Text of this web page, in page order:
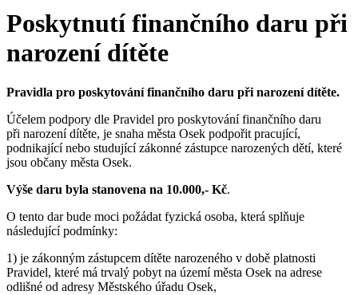
Poskytnutí finančního daru při
narození dítěte
Pravidla pro poskytování finančního daru při narození dítěte.
Účelem podpory dle Pravidel pro poskytování finančního daru
při narození dítěte, je snaha města Osek podpořit pracující,
podnikající nebo studující zákonné zástupce narozených dětí, které
jsou občany města Osek.
Výše daru byla stanovena na 10.000,- Kč.
O tento dar bude moci požádat fyzická osoba, která splňuje
následující podmínky:
1) je zákonným zástupcem dítěte narozeného v době platnosti
Pravidel, které má trvalý pobyt na území města Osek na adrese
odlišné od adresy Městského úřadu Osek,